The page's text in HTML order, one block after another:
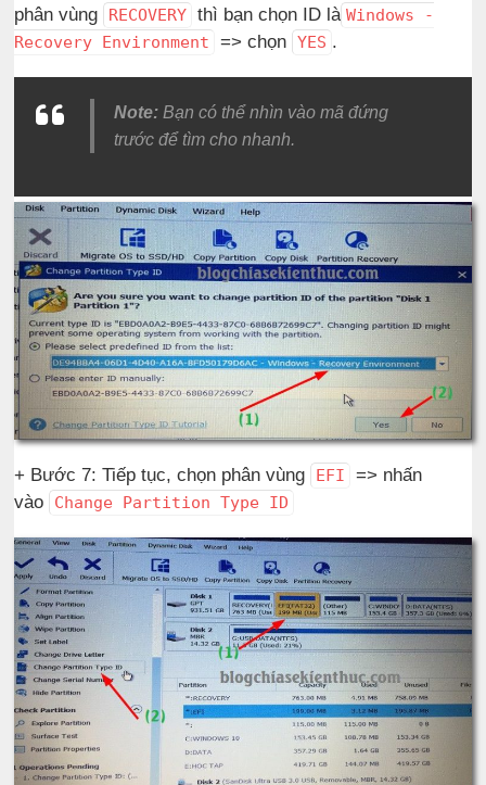
phân vùng
RECOVERY thì bạn chọn ID là Windows -
Recovery Environment
=> chọn YES .
Note: Bạn có thể nhìn vào mã đứng
trước để tìm cho nhanh.
+ Bước 7: Tiếp tục, chọn phân vùng EFI
=> nhấn
vào
Change Partition Type ID